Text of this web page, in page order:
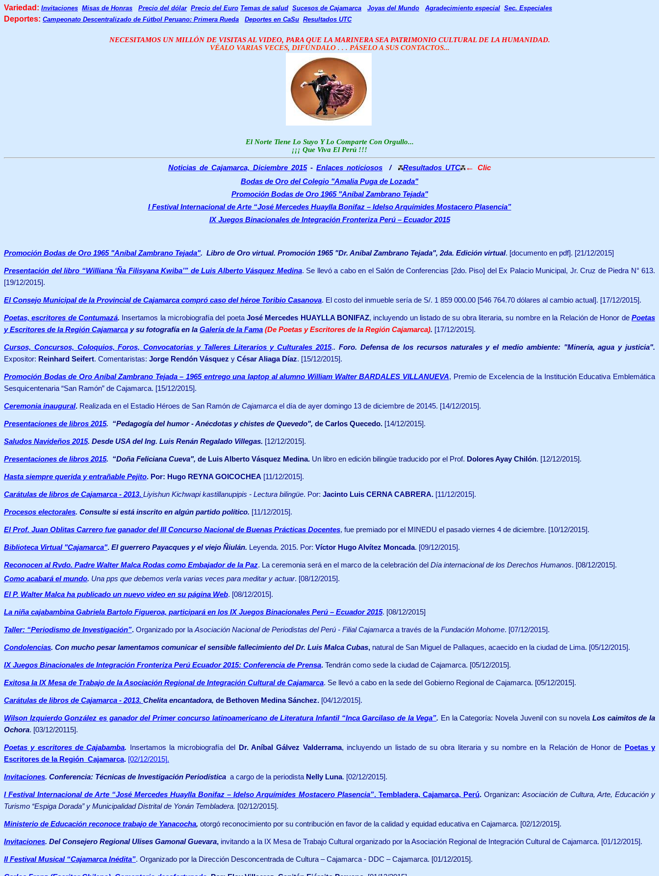
Variedad: Invitaciones Misas de Honras Precio del dólar Precio del Euro Temas de salud Sucesos de Cajamarca Joyas del Mundo Agradecimiento especial Sec. Especiales
Deportes: Campeonato Descentralizado de Fútbol Peruano: Primera Rueda Deportes en CaSu Resultados UTC
NECESITAMOS UN MILLÓN DE VISITAS AL VIDEO, PARA QUE LA MARINERA SEA PATRIMONIO CULTURAL DE LA HUMANIDAD.
VÉALO VARIAS VECES, DIFÚNDALO . . . PÁSELO A SUS CONTACTOS...
El Norte Tiene Lo Suyo Y Lo Comparte Con Orgullo...
¡¡¡ Que Viva El Perú !!!
Noticias de Cajamarca, Diciembre 2015- Enlaces noticiosos / Resultados UTC ←
Clic
Bodas de Oro del Colegio "Amalia Puga de Lozada"
Promoción Bodas de Oro 1965 "Aníbal Zambrano Tejada"
I Festival Internacional de Arte “José Mercedes Huaylla Bonifaz – Idelso Arquímides Mostacero Plasencia”
IX Juegos Binacionales de Integración Fronteriza Perú – Ecuador 2015
Promoción Bodas de Oro 1965 "Aníbal Zambrano Tejada". Libro de Oro virtual. Promoción 1965 "Dr. Aníbal Zambrano Tejada", 2da. Edición virtual. [documento en pdf]. [21/12/2015]
Presentación del libro “Williana ‘Ña Filisyana Kwiba’” de Luis Alberto Vásquez Medina. Se llevó a cabo en el Salón de Conferencias [2do. Piso] del Ex Palacio Municipal, Jr. Cruz de Piedra N° 613.
[19/12/2015].
El Consejo Municipal de la Provincial de Cajamarca compró caso del héroe Toribio Casanova. El costo del inmueble sería de S/. 1 859 000.00 [546 764.70 dólares al cambio actual]. [17/12/2015].
Poetas, escritores de Contumazá. Insertamos la microbiografía del poetaJosé Mercedes HUAYLLA BONIFAZ, incluyendo un listado de su obra literaria, su nombre en la Relación de Honor de Poetas
y Escritores de la Región Cajamarca ysu fotografía en la Galería de la Fama (De Poetas y Escritores de la Región Cajamarca). [17/12/2015].
Cursos, Concursos, Coloquios, Foros, Convocatorias y Talleres Literarios y Culturales 2015.. Foro. Defensa de los recursos naturales y el medio ambiente: "Minería, agua y justicia".
Expositor: Reinhard Seifert. Comentaristas: Jorge Rendón Vásquez y César Aliaga Díaz. [15/12/2015].
Promoción Bodas de Oro Aníbal Zambrano Tejada – 1965 entrego una laptop al alumno William Walter BARDALES VILLANUEVA, Premio de Excelencia de la Institución Educativa Emblemática
Sesquicentenaria “San Ramón” de Cajamarca. [15/12/2015].
Ceremonia inaugural. Realizada en el Estadio Héroes de San Ramón de Cajamarca el día de ayer domingo 13 de diciembre de 20145. [14/12/2015].
Presentaciones de libros 2015. “Pedagogía del humor - Anécdotas y chistes de Quevedo", de Carlos Quecedo. [14/12/2015].
Saludos Navideños 2015. Desde USA del Ing. Luis Renán Regalado Villegas. [12/12/2015].
Presentaciones de libros 2015. “Doña Feliciana Cueva", de Luis Alberto Vásquez Medina. Un libro en edición bilingüe traducido por el Prof. Dolores Ayay Chilón. [12/12/2015].
Hasta siempre querida y entrañable Pejito. Por: Hugo REYNA GOICOCHEA [11/12/2015].
Carátulas de libros de Cajamarca - 2013. Liyishun Kichwapikastillanupipis - Lectura bilingüe. Por: Jacinto Luis CERNA CABRERA. [11/12/2015].
Procesos electorales. Consulte si está inscrito en algún partido político. [11/12/2015].
El Prof. Juan Oblitas Carrero fue ganador del III Concurso Nacional de Buenas Prácticas Docentes, fue premiado por el MINEDU el pasado viernes 4 de diciembre. [10/12/2015].
Biblioteca Virtual "Cajamarca". El guerrero Payacques y el viejo Ñiulán. Leyenda. 2015. Por: Víctor Hugo Alvítez Moncada. [09/12/2015].
Reconocen al Rvdo. Padre Walter Malca Rodas como Embajador de la Paz. La ceremonia será en el marco de la celebración del Día internacional de los Derechos Humanos. [08/12/2015].
Como acabará el mundo. Una pps que debemos verla varias veces para meditar y actuar. [08/12/2015].
El P. Walter Malca ha publicado un nuevo video en su página Web. [08/12/2015].
La niña cajabambina Gabriela Bartolo Figueroa, participará en los IX Juegos Binacionales Perú – Ecuador 2015. [08/12/2015]
Taller: “Periodismo de Investigación”. Organizado por laAsociación Nacional de Periodistas del Perú - Filial Cajamarca a través de laFundación Mohome. [07/12/2015].
Condolencias. Con mucho pesar lamentamos comunicar el sensible fallecimiento del Dr. Luis Malca Cubas, natural de San Miguel de Pallaques, acaecido en la ciudad de Lima. [05/12/2015].
IX Juegos Binacionales de Integración Fronteriza Perú Ecuador 2015: Conferencia de Prensa. Tendrán como sede la ciudad de Cajamarca. [05/12/2015].
Exitosa la IX Mesa de Trabajo de la Asociación Regional de Integración Cultural de Cajamarca. Se llevó a cabo en la sede del Gobierno Regional de Cajamarca. [05/12/2015].
Carátulas de libros de Cajamarca - 2013. Chelita encantadora, de Bethoven Medina Sánchez. [04/12/2015].
Wilson Izquierdo González es ganador del Primer concurso latinoamericano de Literatura Infantil “Inca Garcilaso de la Vega”. En la Categoría: Novela Juvenil con su novelaLos caimitos de la
Ochora. [03/12/20115].
Poetas y escritores de Cajabamba. Insertamos la microbiografía del Dr. Aníbal Gálvez Valderrama, incluyendo un listado de su obra literaria y su nombre en la Relación de Honor de
Poetas y
Escritores de la Región Cajamarca. [02/12/2015].
Invitaciones. Conferencia: Técnicas de Investigación Periodística a cargo de la periodista Nelly Luna. [02/12/2015].
I Festival Internacional de Arte “José Mercedes Huaylla Bonifaz – Idelso Arquímides Mostacero Plasencia”. Tembladera, Cajamarca, Perú. Organizan: Asociación de Cultura, Arte, Educación y
Turismo “Espiga Dorada” y Municipalidad Distrital de Yonán Tembladera. [02/12/2015].
Ministerio de Educación reconoce trabajo de Yanacocha, otorgó reconocimiento por su contribución en favor de la calidad y equidad educativa en Cajamarca. [02/12/2015].
Invitaciones. Del Consejero Regional Ulises Gamonal Guevara, invitando a la IX Mesa de Trabajo Cultural organizado por la Asociación Regional de Integración Cultural de Cajamarca. [01/12/2015].
II Festival Musical “Cajamarca Inédita”. Organizado por la Dirección Desconcentrada de Cultura – Cajamarca - DDC – Cajamarca. [01/12/2015].